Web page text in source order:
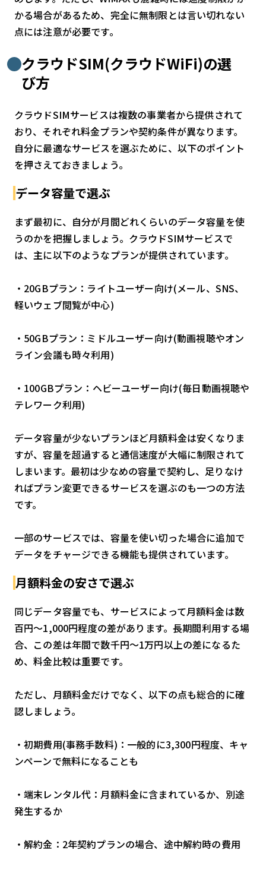
かる場合があるため、完全に無制限とは言い切れない
点には注意が必要です。
クラウドSIM(クラウドWiFi)の選
び方
クラウドSIMサービスは複数の事業者から提供されて
おり、それぞれ料金プランや契約条件が異なります。
自分に最適なサービスを選ぶために、以下のポイント
を押さえておきましょう。
データ容量で選ぶ
まず最初に、自分が月間どれくらいのデータ容量を使
うのかを把握しましょう。クラウドSIMサービスで
は、主に以下のようなプランが提供されています。
・20GBプラン：ライトユーザー向け(メール、SNS、
軽いウェブ閲覧が中心)
・50GBプラン：ミドルユーザー向け(動画視聴やオン
ライン会議も時々利用)
・100GBプラン：ヘビーユーザー向け(毎日動画視聴や
テレワーク利用)
データ容量が少ないプランほど月額料金は安くなりま
すが、容量を超過すると通信速度が大幅に制限されて
しまいます。最初は少なめの容量で契約し、足りなけ
ればプラン変更できるサービスを選ぶのも一つの方法
です。
一部のサービスでは、容量を使い切った場合に追加で
データをチャージできる機能も提供されています。
月額料金の安さで選ぶ
同じデータ容量でも、サービスによって月額料金は数
百円〜1,000円程度の差があります。長期間利用する場
合、この差は年間で数千円〜1万円以上の差になるた
め、料金比較は重要です。
ただし、月額料金だけでなく、以下の点も総合的に確
認しましょう。
・初期費用(事務手数料)：一般的に3,300円程度、キャ
ンペーンで無料になることも
・端末レンタル代：月額料金に含まれているか、別途
発生するか
・解約金：2年契約プランの場合、途中解約時の費用